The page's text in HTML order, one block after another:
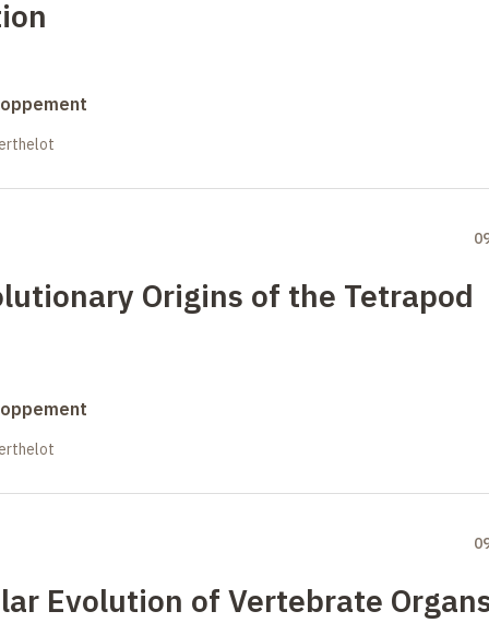
Origins of the Tetrapod
Evolution of Vertebrate